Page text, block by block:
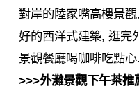
對岸的陸家嘴高樓景
好的西洋式建築, 逛完
景觀餐廳喝咖啡吃點心.
>>>外灘景觀下午茶